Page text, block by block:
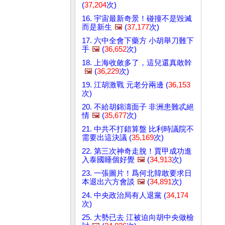
(37,204次)
16. 宇宙最新奇景！碰撞不是毀滅
而是新生 🖼️ (37,177次)
17. 六中全會下藥方 小胡舉刀難下
手 🖼️ (36,652次)
18. 上海收斂多了，這兒還真敢幹
🖼️ (36,229次)
19. 江胡激戰 元老分兩邊 (36,153
次)
20. 不給胡錦濤面子 非洲患難忒絕
情 🖼️ (35,677次)
21. 中共不打錯算盤 比利時議院不
需要出這決議 (35,169次)
22. 第三次神奇走脫！賈甲成功進
入泰國睡個好覺 🖼️ (34,913次)
23. 一張圖片！爲何北韓敢要求日
本退出六方會談 🖼️ (34,891次)
24. 中央政治局有人退黨 (34,174
次)
25. 大勢已去 江被迫向胡中央做檢